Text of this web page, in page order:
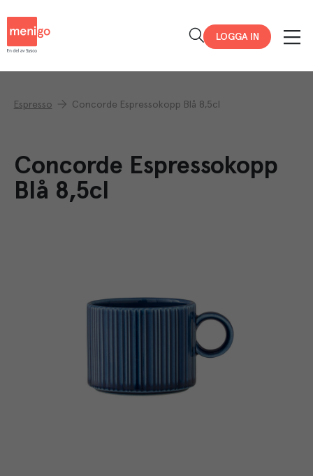
LOGGA IN
Espresso Concorde Espressokopp Blå 8,5cl
Concorde Espressokopp
Blå 8,5cl